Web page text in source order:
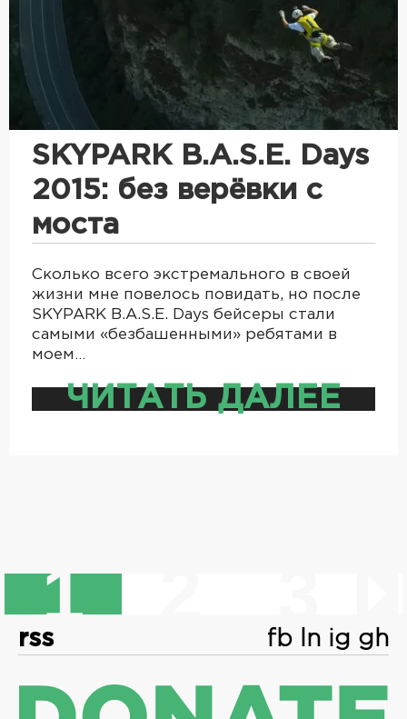
SKYPARK B.A.S.E. Days
2015: без верёвки с
моста
Сколько всего экстремального в своей
жизни мне повелось повидать, но после
SKYPARK B.A.S.E. Days бейсеры стали
самыми «безбашенными» ребятами в
моем…
ЧИТАТЬ ДАЛЕЕ
1
rss fb ln ig gh